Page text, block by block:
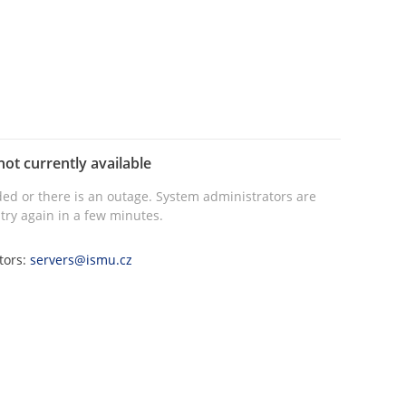
currently available
or there is an outage. System administrators are
again in a few minutes.
servers@ismu.cz